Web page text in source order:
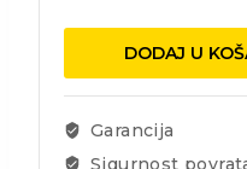
DODAJ U
Garancija
Sigurnost